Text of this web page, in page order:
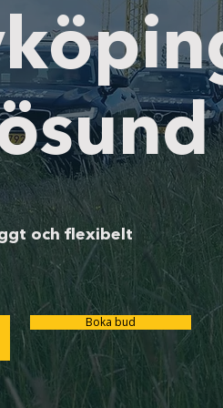
och flexibelt
Boka bud